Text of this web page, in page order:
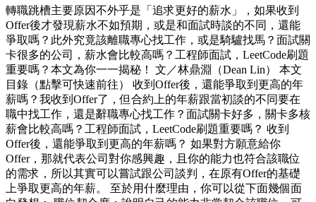
轉職跳槽主要原因不外乎是「追求更好的薪水」，如果收到
Offer後才發現薪水不如預期，或是和面試時談的不同，還能
爭取嗎？此外究竟該離職專心找工作，或是騎驢找馬？面試關
卡很多的公司，薪水會比較高嗎？工程師面試，LeetCode刷題
重要嗎？本文為你一一揭秘！ 文／林鼎淵（Dean Lin） 本文
目錄（點擊可快速前往） 收到Offer後，還能爭取到更高的年
薪嗎？我收到Offer了，但合約上的年薪跟當初談的不同要在
職中找工作，還是辭職專心找工作？面試關卡好多，關卡多核
薪會比較高嗎？工程師面試，LeetCode刷題重要嗎？ 收到
Offer後，還能爭取到更高的年薪嗎？ 如果對方願意給你
Offer，那就代表公司對你感興趣，且你的能力也符合該職位
的需求，所以其實可以嘗試跟公司談判，在原有Offer的基礎
上爭取更高的年薪。 至於用什麼理由，你可以從下面幾個面